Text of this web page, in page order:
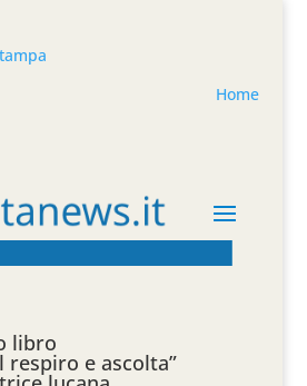
Home
libro
respiro e ascolta”